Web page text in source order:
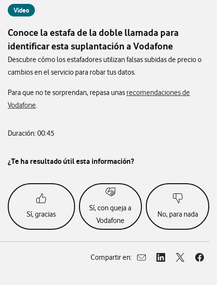
Vídeo
Conoce la estafa de la doble llamada para
identificar esta suplantación a Vodafone
Descubre cómo los estafadores utilizan falsas subidas de precio o
cambios en el servicio para robar tus datos.
Para que no te sorprendan, repasa unas recomendaciones de
Vodafone.
Duración: 00:45
¿Te ha resultado útil esta información?
Sí, gracias
Sí, con queja a
Vodafone
No, para nada
Compartir en:
Abrir ventana para
Abrir ventana
Abrir Abrir